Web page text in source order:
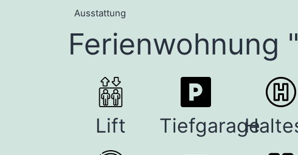
Ausstattung
Ferienwohnung
Lift Tiefgarage